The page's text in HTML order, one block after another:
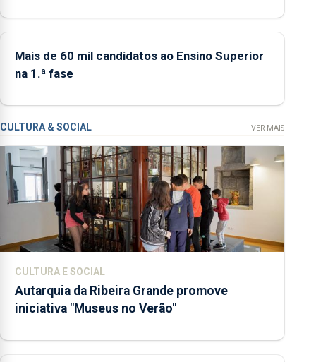
Mais de 60 mil candidatos ao Ensino Superior
na 1.ª fase
CULTURA & SOCIAL VER MAIS
CULTURA E SOCIAL
Autarquia da Ribeira Grande promove
iniciativa "Museus no Verão"